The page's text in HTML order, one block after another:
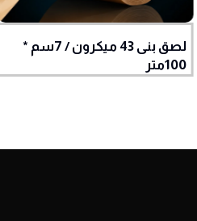
لصق بنى 43 ميكرون / 7سم *
100متر